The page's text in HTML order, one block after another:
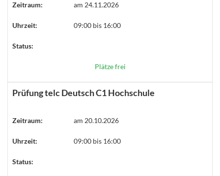
Zeitraum: am 24.11.2026
Uhrzeit: 09:00 bis 16:00
Status:
Plätze frei
Prüfung telc Deutsch C1 Hochschule
Zeitraum: am 20.10.2026
Uhrzeit: 09:00 bis 16:00
Status: